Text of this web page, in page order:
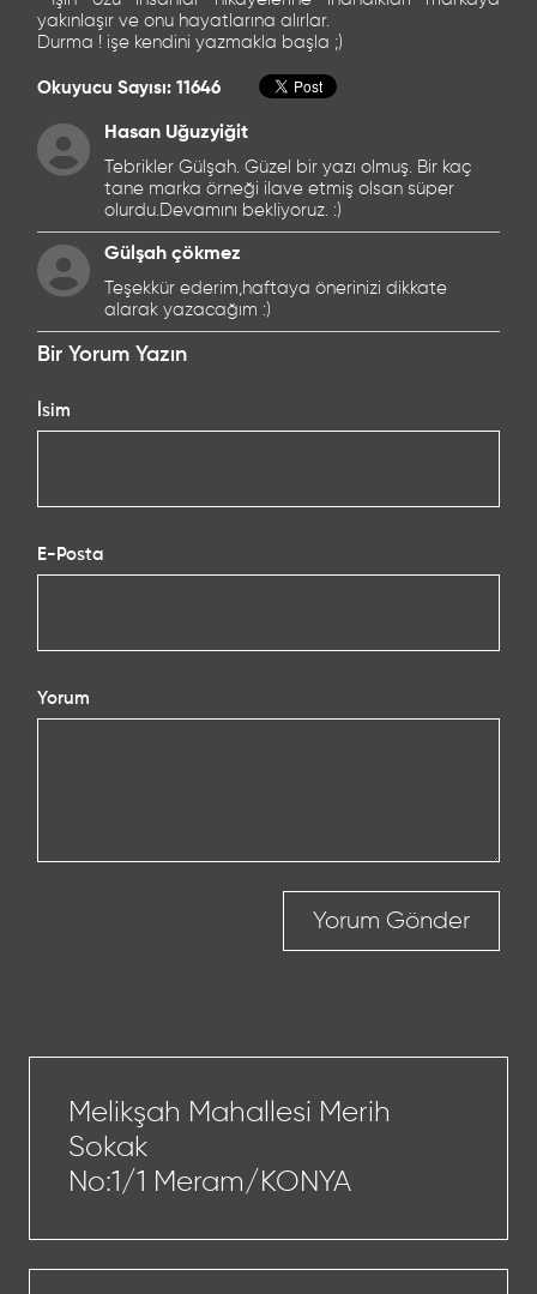
yakınlaşır ve onu hayatlarına alırlar.
Durma ! işe kendini yazmakla başla ;)
Okuyucu Sayısı: 11646
Hasan Uğuzyiğit
Tebrikler Gülşah. Güzel bir yazı olmuş. Bir kaç
tane marka örneği ilave etmiş olsan süper
olurdu.Devamını bekliyoruz. :)
Gülşah çökmez
Teşekkür ederim,haftaya önerinizi dikkate
alarak yazacağım :)
Bir Yorum Yazın
İsim
E-Posta
Yorum
Yorum Gönder
Melikşah Mahallesi Merih
Sokak
No:1/1 Meram/KONYA